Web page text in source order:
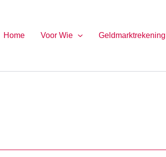
Home Voor Wie Geldmarktrekening